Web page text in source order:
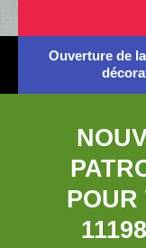
Ouverture de
POUR